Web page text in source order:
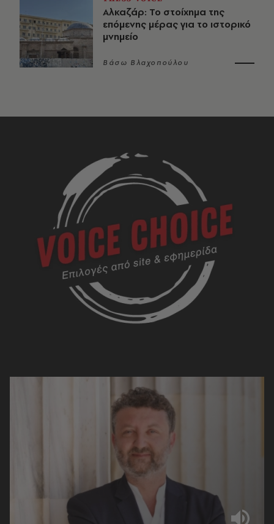
Αλκαζάρ: Το στοίχημα της
επόμενης μέρας για το ιστορικό
μνημείο
Βάσω Βλαχοπούλου